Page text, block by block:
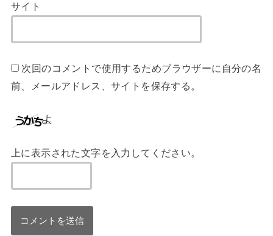
サイト
次回のコメントで使用するためブラウザーに自分の名
前、メールアドレス、サイトを保存する。
上に表示された文字を入力してください。